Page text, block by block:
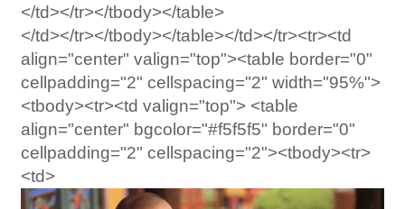
</td></tr></tbody></table>
</td></tr></tbody></table></td></tr><tr><td
align="center" valign="top"><table border="0"
cellpadding="2" cellspacing="2" width="95%">
<tbody><tr><td valign="top"> <table
align="center" bgcolor="#f5f5f5" border="0"
cellpadding="2" cellspacing="2"><tbody><tr>
<td>